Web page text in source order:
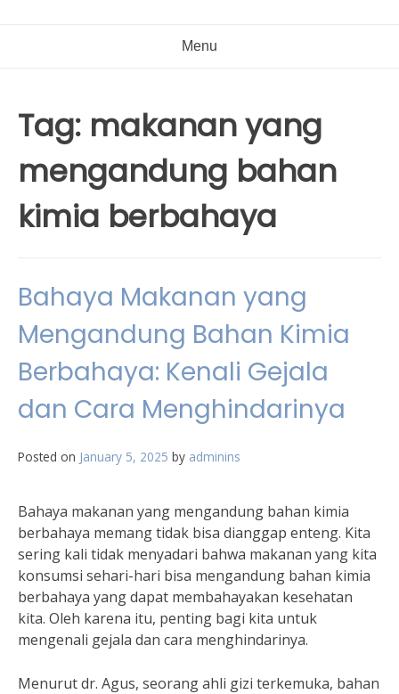
Menu
Tag: makanan yang
mengandung bahan
kimia berbahaya
Bahaya Makanan yang
Mengandung Bahan Kimia
Berbahaya: Kenali Gejala
dan Cara Menghindarinya
Posted on January 5, 2025 by adminins
Bahaya makanan yang mengandung bahan kimia
berbahaya memang tidak bisa dianggap enteng. Kita
sering kali tidak menyadari bahwa makanan yang kita
konsumsi sehari-hari bisa mengandung bahan kimia
berbahaya yang dapat membahayakan kesehatan
kita. Oleh karena itu, penting bagi kita untuk
mengenali gejala dan cara menghindarinya.
Menurut dr. Agus, seorang ahli gizi terkemuka, bahan